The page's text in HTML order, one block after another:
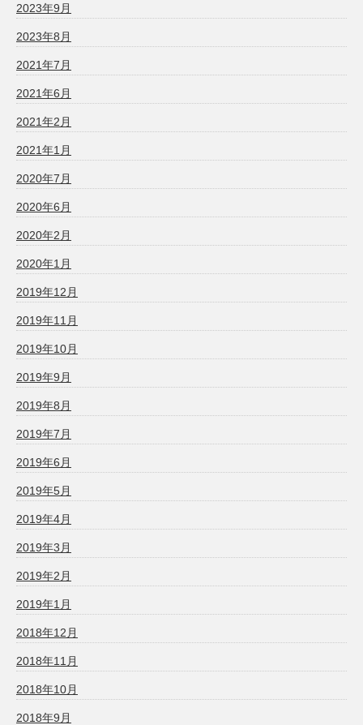
2023年9月
2023年8月
2021年7月
2021年6月
2021年2月
2021年1月
2020年7月
2020年6月
2020年2月
2020年1月
2019年12月
2019年11月
2019年10月
2019年9月
2019年8月
2019年7月
2019年6月
2019年5月
2019年4月
2019年3月
2019年2月
2019年1月
2018年12月
2018年11月
2018年10月
2018年9月